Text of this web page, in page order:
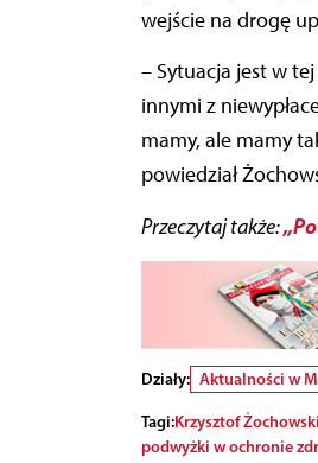
wejście na drogę
– Sytuacja jest w
innymi z
mamy, ale mamy
powiedział
Przeczytaj także:
Działy: Aktualności w
Tagi:Krzysztof Żochowski
podwyżki w ochronie